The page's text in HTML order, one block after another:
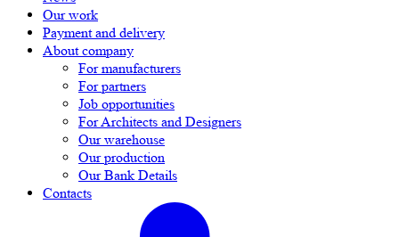
Our work
Payment and delivery
About company
For manufacturers
For partners
Job opportunities
For Architects and Designers
Our warehouse
Our production
Our Bank Details
Contacts